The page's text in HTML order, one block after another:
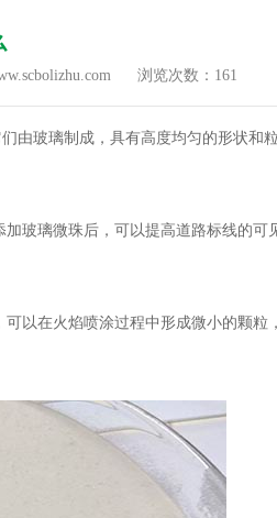
浏览次数： 161
玻璃制成，具有高度均匀的形状和
玻璃微珠后，可以提高道路标线的可
以在火焰喷涂过程中形成微小的颗粒